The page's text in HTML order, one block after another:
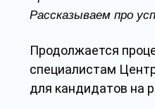
Рассказываем про
Продолжается
специалистам
для кандидатов на